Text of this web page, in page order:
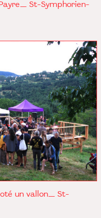
St-Symphorien-
un vallon_ St-